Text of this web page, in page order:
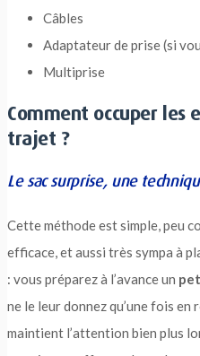
Câbles
Adaptateur de prise (si
Multiprise
Comment occuper les
trajet ?
Le sac surprise, une
Cette méthode est simple, peu
efficace, et aussi très sympa à
: vous préparez à l’avance un
ne le leur donnez qu’une fois
maintient l’attention bien plus